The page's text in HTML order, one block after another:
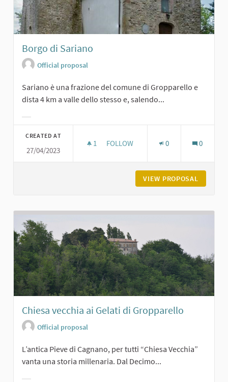
Borgo di Sariano
Official proposal
Sariano è una frazione del comune di Gropparello e
dista 4 km a valle dello stesso e, salendo...
CREATED AT
27/04/2023
1 1 FOLLOWER
FOLLOW 0 0
VIEW PROPOSAL
Chiesa vecchia ai Gelati di Gropparello
Official proposal
L’antica Pieve di Cagnano, per tutti “Chiesa Vecchia”
vanta una storia millenaria. Dal Decimo...